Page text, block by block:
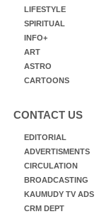
LIFESTYLE
SPIRITUAL
INFO+
ART
ASTRO
CARTOONS
CONTACT US
EDITORIAL
ADVERTISMENTS
CIRCULATION
BROADCASTING
KAUMUDY TV ADS
CRM DEPT